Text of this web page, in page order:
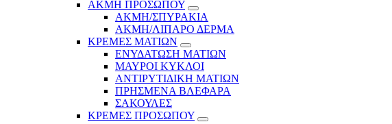
ΑΚΜΗ ΠΡΟΣΩΠΟΥ
ΑΚΜΗ/ΣΠΥΡΑΚΙΑ
ΑΚΜΗ/ΛΙΠΑΡΟ ΔΕΡΜΑ
ΚΡΕΜΕΣ ΜΑΤΙΩΝ
ΕΝΥΔΑΤΩΣΗ ΜΑΤΙΩΝ
ΜΑΥΡΟΙ ΚΥΚΛΟΙ
ΑΝΤΙΡΥΤΙΔΙΚΗ ΜΑΤΙΩΝ
ΠΡΗΣΜΕΝΑ ΒΛΕΦΑΡΑ
ΣΑΚΟΥΛΕΣ
ΚΡΕΜΕΣ ΠΡΟΣΩΠΟΥ